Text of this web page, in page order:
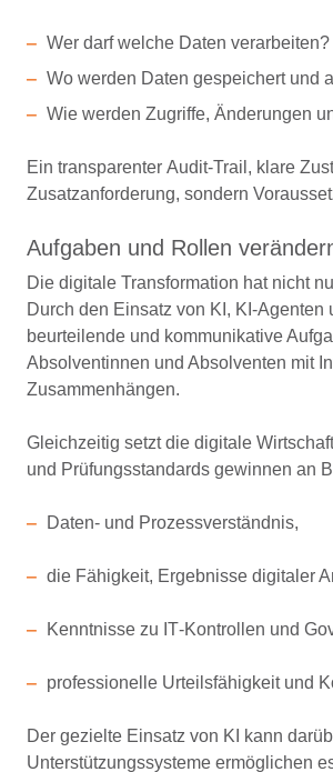
Wer darf welche Daten verarbeiten?
Wo werden Daten gespeichert und
Wie werden Zugriffe, Änderungen
Ein transparenter Audit‑Trail, klare
Zusatzanforderung, sondern
Aufgaben und Rollen
Die digitale Transformation hat nicht
Durch den Einsatz von KI, KI ‑Agenten
beurteilende und kommunikative
Absolventinnen und Absolventen mit
Zusammenhängen.
Gleichzeitig setzt die digitale
und Prüfungsstandards gewinnen an
Daten‑und Prozessverständnis,
die Fähigkeit, Ergebnisse digitaler
Kenntnisse zu IT‑Kontrollen und
professionelle Urteilsfähigkeit und
Der gezielte Einsatz von KI kann
Unterstützungssysteme ermöglichen